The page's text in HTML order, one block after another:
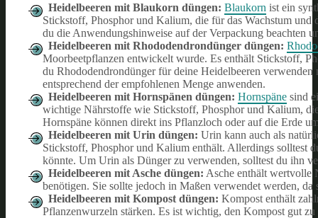
Heidelbeeren mit Blaukorn düngen: Blaukorn ist ein
Stickstoff, Phosphor und Kalium, die für das Wachstum
du die Anwendungshinweise auf der Verpackung beachten
Heidelbeeren mit Rhododendrondünger düngen:
Moorbeetpflanzen entwickelt wurde. Es enthält Stickstoff,
du Rhododendrondünger für deine Heidelbeeren
entsprechend der empfohlenen Menge anwenden.
Heidelbeeren mit Hornspänen düngen: Hornspäne sind
wichtige Nährstoffe wie Stickstoff, Phosphor und Kalium,
Hornspäne können direkt ins Pflanzloch oder auf die Erde
Heidelbeeren mit Urin düngen: Urin kann auch als
Stickstoff, Phosphor und Kalium enthält. Allerdings solltest
könnte. Um Urin als Dünger zu verwenden, solltest du ihn
Heidelbeeren mit Asche düngen: Asche enthält wertvolle
benötigen. Sie sollte jedoch in Maßen verwendet werden,
Heidelbeeren mit Kompost düngen: Kompost enthält
Pflanzenwurzeln stärken. Es ist wichtig, den Kompost gut